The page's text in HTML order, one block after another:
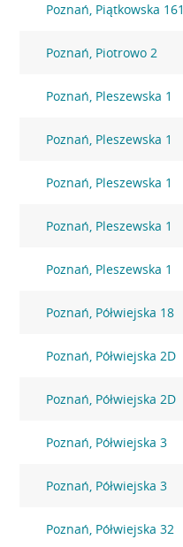
Poznań, Piątkowska 161
Poznań, Piotrowo 2
Poznań, Pleszewska 1
Poznań, Pleszewska 1
Poznań, Pleszewska 1
Poznań, Pleszewska 1
Poznań, Pleszewska 1
Poznań, Półwiejska 18
Poznań, Półwiejska 2D
Poznań, Półwiejska 2D
Poznań, Półwiejska 3
Poznań, Półwiejska 3
Poznań, Półwiejska 32